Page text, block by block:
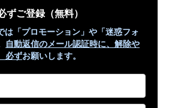
ずご登録（無料）
は「プロモーション」や 「迷惑フォ
自動返信のメール認証時に、解除や
必ずお願いします。